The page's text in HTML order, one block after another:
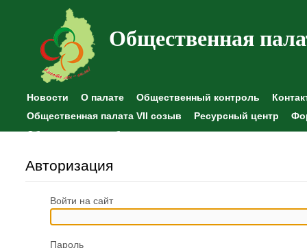
Общественная
Новости О палате Общественный контроль
Общественная палата VII созыв
Ресурсный центр
Общественные наблюдения
Авторизация
Войти на сайт
Пароль